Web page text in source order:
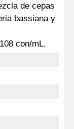
de cepas
bassiana y
con/mL.